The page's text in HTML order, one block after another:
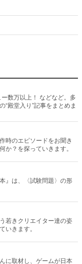
殿堂入り”記事をまとめま
時のエピソードをお聞き
か？を探っていきます。
』は、〈試験問題〉の形
若きクリエイター達の姿
いきます。
に取材し、ゲームが日本
た影響を探る企画です。